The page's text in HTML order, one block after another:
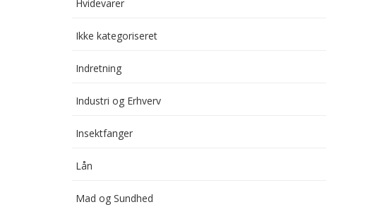
Hvidevarer
Ikke kategoriseret
Indretning
Industri og Erhverv
Insektfanger
Lån
Mad og Sundhed